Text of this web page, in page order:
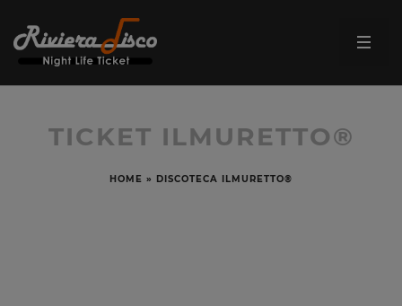
TICKET ILMURETTO®
HOME » DISCOTECA ILMURETTO®